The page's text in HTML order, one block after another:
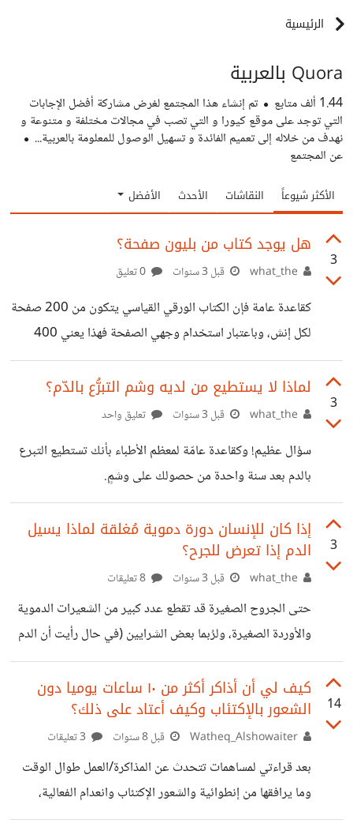
الرئيسية
Quora بالعربية
1.44 ألف متابع
تم إنشاء هذا المجتمع لغرض مشاركة أفضل الإجابات
التي توجد على موقع كيورا و التي تصب في مجالات مختلفة و متنوعة و
نهدف من خلاله إلى تعميم الفائدة و تسهيل الوصول للمعلومة بالعربية...
عن المجتمع
الأكثر شيوعاً النقاشات الأحدث الأفضل
3
هل يوجد كتاب من بليون صفحة؟
قبل 3 سنوات
كقاعدة عامة فإن الكتاب الورقي القياسي يتكون من 200 صفحة
لكل إنش، وباعتبار استخدام وجهي الصفحة فهذا يعني 400
صفحة لكل إنش، وبالورق القياسي ستصل إلى 2.5 مليون إنش،
أو 39 ميل عمودي في الهواء- 6,276,441600000سم -، وبما
أن هذا يخترق قوانين الجو في أميركا FFA فإن هذا الكتاب غير
الكتاب عموديًا لهذا السبب، ولذلك قد تقوم بتقسيمه إلى فصول،
وهنا قد ندخل في جدال حول التعريفات، هل هذا مليون
3
لماذا لا يستطيع من لديه وشم التبرُّع بالدّم؟
قبل 3 سنوات تعليق واحد
سؤال عظيم! وكقاعدة عامّة لمعظم الأطباء بأنك تستطيع التبرع
بالدم بعد سنة واحدة من حصولك على وشمٍ.
https://suar.me/17x0o والسبب في هذا بأن تعريض
الجسم لحقن الحبر، المعادن أو أي أدواتٍ غريبة عن الجسم
يُضعف جهازك المناعيّ ويكون بذلك معرضًا للفيروسات التي تؤثر
في مجرى الدم ولهذا لا يمكن التبرع بالدم دون أن يكون مُلوثًا.
إجابة Nick. https://www.quora.com/Why-cant-
people-with-tattoos-donate-blood/answer/Nick-
ch=10&oid=251335582&share=a9dc6abe&srid=
hvvBq&target_type=answer
https://www.healthline.com/health/can-you-
tattoo#%3A~%3Atext%3DThe%20bottom%20lin
e%2Cyou%20ineligible%20to%20donate%20blo
3
إذا كان للإنسان دورة دموية مُغلقة لماذا يسيل
الدم إذا تعرض للجرح؟
قبل 3 سنوات
حتى الجروح الصغيرة قد تقطع عدد كبير من الشعيرات الدموية
والأوردة الصغيرة، ولرُبما بعض الشرايين (في حال رأيت أن الدم
يتدفق كالنبض، فهذا يعني أن هناك شريان قد قُطع/جرح). هذه
الصور لساعد بلاستيني يُظهر كثافة الأوعية الدمويّة في يدك،
الصورة إلى اليسار حُقنت بمادة بوليمر بكمية أقل لتُظهر الأوعية
الدموية الرئيسية والتي تُعرض غالبًا في الصور التوضيحية في
كتب الطب. بينما الصورة إلى اليمين حُقنت بالبوليمر بكثافة أكبر
لتُظهر كثافة الأوعية الدموية تقريبيًا. بالكاد تعرض كتب الطب
14
كيف لي أن أذاكر أكثر من ١٠ ساعات يوميا دون
الشعور بالإكتئاب وكيف أعتاد على ذلك؟
قبل 8 سنوات
بعد قراءتي لمساهمات تتحدث عن المذاكرة/العمل طوال الوقت
وما يرافقها من إنطوائية والشعور الإكتئاب وانعدام الفعالية،
وجدت صدفة هذه الإجابة وقررت نقلها لكم. بدايةَ، كنت أود طرح